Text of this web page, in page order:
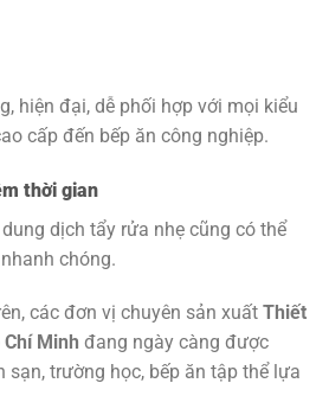
hiện đại, dễ phối hợp với mọi kiểu
cấp đến bếp ăn công nghiệp.
thời gian
dịch tẩy rửa nhẹ cũng có thể
chóng.
các đơn vị chuyên sản xuất Thiết
Minh đang ngày càng được
sạn, trường học, bếp ăn tập thể lựa